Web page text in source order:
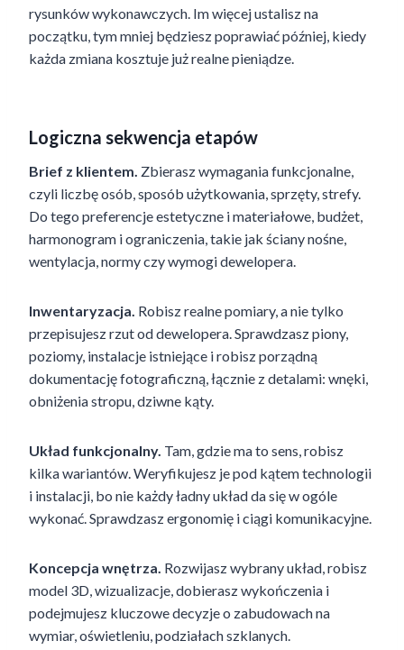
rysunków wykonawczych. Im więcej ustalisz na
początku, tym mniej będziesz poprawiać później, kiedy
każda zmiana kosztuje już realne pieniądze.
Logiczna sekwencja etapów
Brief z klientem. Zbierasz wymagania funkcjonalne,
czyli liczbę osób, sposób użytkowania, sprzęty, strefy.
Do tego preferencje estetyczne i materiałowe, budżet,
harmonogram i ograniczenia, takie jak ściany nośne,
wentylacja, normy czy wymogi dewelopera.
Inwentaryzacja. Robisz realne pomiary, a nie tylko
przepisujesz rzut od dewelopera. Sprawdzasz piony,
poziomy, instalacje istniejące i robisz porządną
dokumentację fotograficzną, łącznie z detalami: wnęki,
obniżenia stropu, dziwne kąty.
Układ funkcjonalny. Tam, gdzie ma to sens, robisz
kilka wariantów. Weryfikujesz je pod kątem technologii
i instalacji, bo nie każdy ładny układ da się w ogóle
wykonać. Sprawdzasz ergonomię i ciągi komunikacyjne.
Koncepcja wnętrza. Rozwijasz wybrany układ, robisz
model 3D, wizualizacje, dobierasz wykończenia i
podejmujesz kluczowe decyzje o zabudowach na
wymiar, oświetleniu, podziałach szklanych.